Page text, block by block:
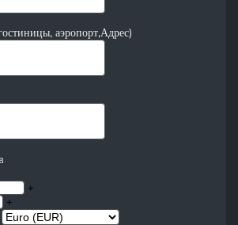
аэропорт,Адрес)
+
+